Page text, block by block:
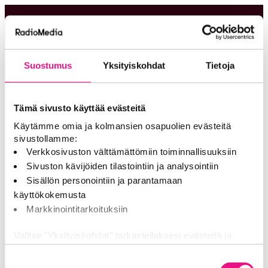
Suostumus Yksityiskohdat Tietoja
Tämä sivusto käyttää evästeitä
Käytämme omia ja kolmansien osapuolien evästeitä
sivustollamme:
Verkkosivuston välttämättömiin toiminnallisuuksiin
Sivuston kävijöiden tilastointiin ja analysointiin
Sisällön personointiin ja parantamaan
käyttökokemusta
Markkinointitarkoituksiin
Valitse "Yksityiskohdat" tarkastellaksesi evästeitä ja
tehdäksesi muutoksia valintaasi.
Siirry
suoraan
RadioGaala